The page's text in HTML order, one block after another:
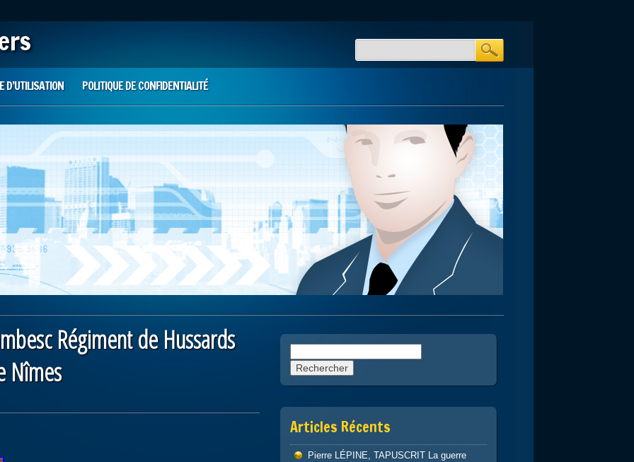
D’UTILISATION POLITIQUE DE CONFIDENTIALITÉ
Régiment de Hussards
Nîmes
Articles Récents
Pierre LÉPINE, TAPUSCRIT La guerre